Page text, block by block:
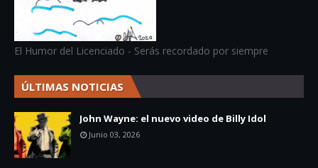
El Humor del Licenciado - Serás recordado por siempre
ÚLTIMAS NOTICIAS
John Wayne: el nuevo video de Billy Idol
Junio 03, 2026